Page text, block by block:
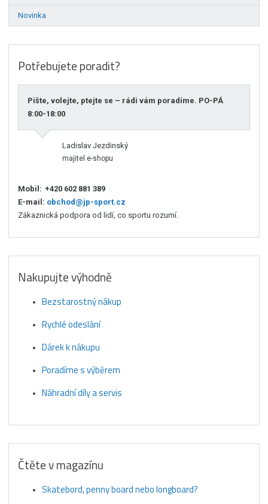
Novinka
Potřebujete poradit?
Pište, volejte, ptejte se – rádi vám poradíme. PO-PÁ
8:00-18:00
Ladislav Jezdinský
majitel e-shopu
Mobil: +420 602 881 389
E-mail: obchod@jp-sport.cz
Zákaznická podpora od lidí, co sportu rozumí.
Nakupujte výhodně
Bezstarostný nákup
Rychlé odeslání
Dárek k nákupu
Poradíme s výběrem
Náhradní díly a servis
Čtěte v magazínu
Skatebord, penny board nebo longboard?